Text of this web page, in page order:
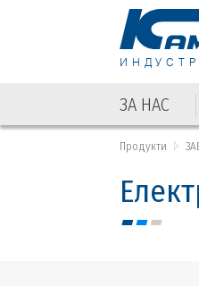
ЗА НАС
ЗА НАС
Продукти